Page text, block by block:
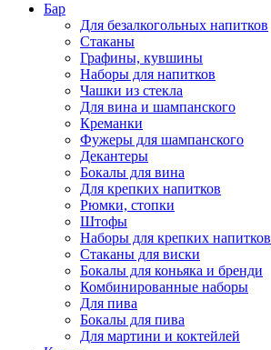
Бар
Для безалкогольных напитков
Стаканы
Графины, кувшины
Наборы для напитков
Чашки из стекла
Для вина и шампанского
Креманки
Фужеры для шампанского
Декантеры
Бокалы для вина
Для крепких напитков
Рюмки, стопки
Штофы
Наборы для крепких напитков
Стаканы для виски
Бокалы для коньяка и бренди
Комбинированные наборы
Для пива
Бокалы для пива
Для мартини и коктейлей